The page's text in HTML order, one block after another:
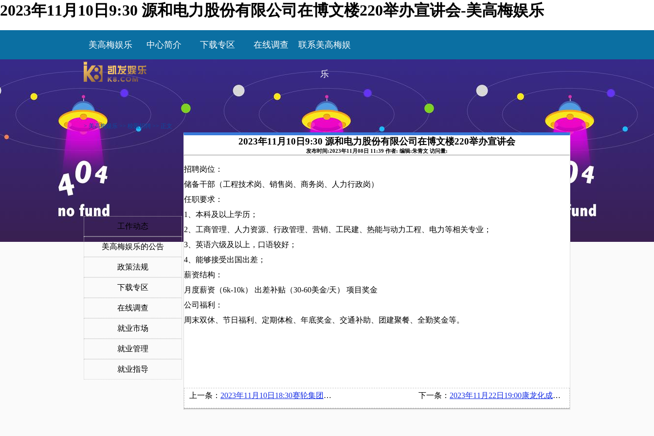
2023年11月10日9:30 源和电力股份有限公司在博文楼220举办宣讲会-美高梅娱乐
美高梅娱乐 中心简介 下载专区 在线调查 联系美高梅娱
乐
> 美高梅娱乐 >> 校园招聘 >> 正文
工作动态
美高梅娱乐的公告
政策法规
下载专区
在线调查
就业市场
就业管理
就业指导
2023年11月10日9:30 源和电力股份有限公司在博文楼220举办宣讲会
发布时间:2023年11月08日 11:39 作者: 编辑:朱青文 访问量:
招聘岗位：
储备干部（工程技术岗、销售岗、商务岗、人力行政岗）
任职要求：
1、本科及以上学历；
2、工商管理、人力资源、行政管理、营销、工民建、热能与动力工程、电力等相关专业；
3、英语六级及以上，口语较好；
4、能够接受出国出差；
薪资结构：
月度薪资（6k-10k） 出差补贴（30-60美金/天） 项目奖金
公司福利：
周末双休、节日福利、定期体检、年底奖金、交通补助、团建聚餐、全勤奖金等。
上一条： 2023年11月10日18:30赛轮集团股份有限公司在博文楼218举办宣讲会 下一条： 2023年11月22日19:00康龙化成（北京）新药技术股份有限公司在博文楼218举办宣讲会